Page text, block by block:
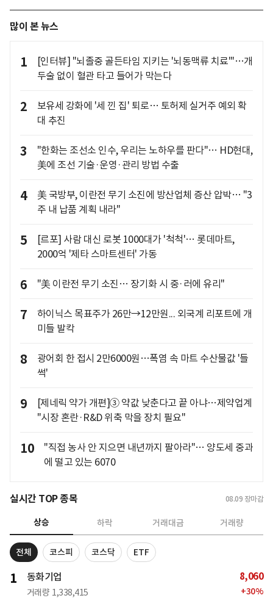
많이 본 뉴스
1
[인터뷰] "뇌졸중 골든타임 지키는 '뇌동맥류 치료'"…개
두술 없이 혈관 타고 들어가 막는다
2
보유세 강화에 '세 낀 집' 퇴로… 토허제 실거주 예외 확
대 추진
3
"한화는 조선소 인수, 우리는 노하우를 판다"… HD현대,
美에 조선 기술·운영·관리 방법 수출
4
美 국방부, 이란전 무기 소진에 방산업체 증산 압박… "3
주 내 납품 계획 내라"
5
[르포] 사람 대신 로봇 1000대가 '척척'… 롯데마트,
2000억 '제타 스마트센터' 가동
6 "美 이란전 무기 소진… 장기화 시 중·러에 유리"
7
하이닉스 목표주가 26만→12만원... 외국계 리포트에 개
미들 발칵
8
광어회 한 접시 2만6000원…폭염 속 마트 수산물값 '들
썩'
9
[제네릭 약가 개편]③ 약값 낮춘다고 끝 아냐…제약업계
"시장 혼란·R&D 위축 막을 장치 필요"
10
"직접 농사 안 지으면 내년까지 팔아라"… 양도세 중과
에 떨고 있는 6070
실시간 TOP 종목 08.09 장마감
상승 하락 거래대금 거래량
전체 코스피 코스닥 ETF
1 동화기업
거래량 1,338,415
8,060
+30%